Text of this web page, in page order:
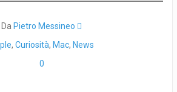
Da Pietro Messineo 
,Curiosità, Mac, News
0